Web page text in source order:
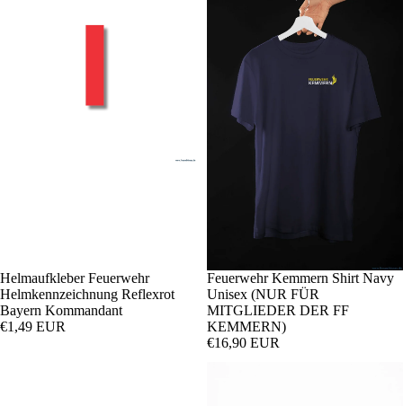
Helmaufkleber Feuerwehr
Helmkennzeichnung Reflexrot
Bayern Kommandant
€1,49 EUR
Feuerwehr Kemmern Shirt Navy
Unisex (NUR FÜR
MITGLIEDER DER FF
KEMMERN)
€16,90 EUR